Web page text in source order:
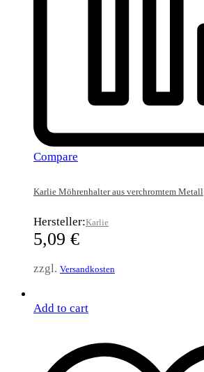
Compare
Karlie Möhrenhalter aus verchromtem Metall
Hersteller:Karlie
5,09 €
zzgl. Versandkosten
Add to cart